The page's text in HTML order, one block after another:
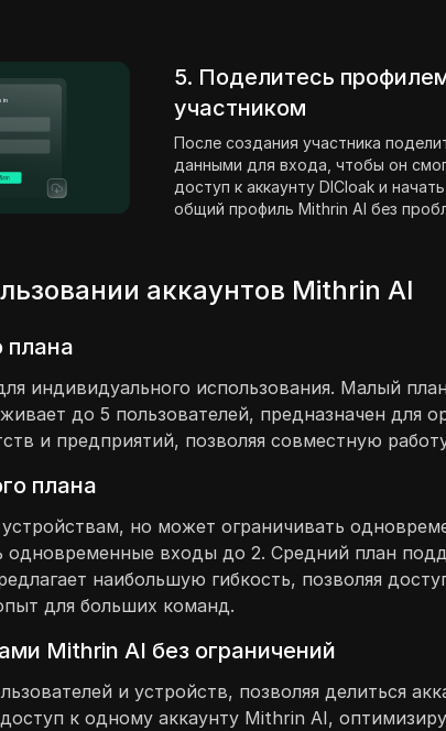
5. Поделитесь
участником
После создания участника
данными для входа, чтобы он
доступ к аккаунту DICloak и
общий профиль Mithrin AI без
аккаунтов Mithrin AI
плана
индивидуального использования. Малый
до 5 пользователей, предназначен для
и предприятий, позволяя совместную
плана
но может ограничивать
одновременные входы до 2. Средний план
наибольшую гибкость, позволяя
для больших команд.
Mithrin AI без ограничений
и устройств, позволяя делиться
к одному аккаунту Mithrin AI,